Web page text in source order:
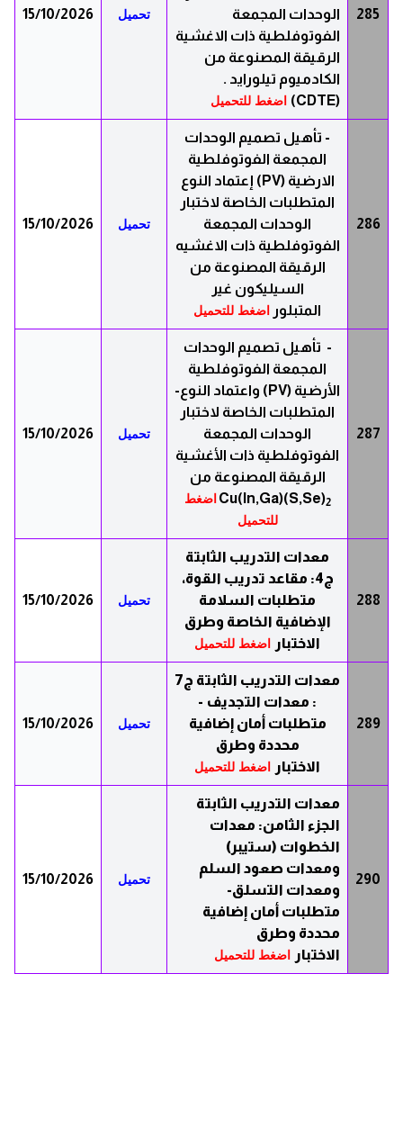
285
الوحدات المجمعة
الفوتوفلطية ذات الاغشية
الرقيقة المصنوعة من
الكادميوم تيلورايد .
(CDTE) اضغط للتحميل
تحميل 15/10/2026
286
- تأهيل تصميم الوحدات
المجمعة الفوتوفلطية
الارضية (PV) إعتماد النوع
المتطلبات الخاصة لاختبار
الوحدات المجمعة
الفوتوفلطية ذات الاغشيه
الرقيقة المصنوعة من
السيليكون غير
المتبلور
اضغط للتحميل
تحميل 15/10/2026
287
- تأهيل تصميم الوحدات
المجمعة الفوتوفلطية
الأرضية (PV) واعتماد النوع-
المتطلبات الخاصة لاختبار
الوحدات المجمعة
الفوتوفلطية ذات الأغشية
الرقيقة المصنوعة من
Cu(In,Ga)(S,Se)2
اضغط
للتحميل
تحميل 15/10/2026
288
معدات التدريب الثابتة
ج4: مقاعد تدريب القوة،
متطلبات السلامة
الإضافية الخاصة وطرق
الاختبار
اضغط للتحميل
تحميل 15/10/2026
289
معدات التدريب الثابتة ج7
: معدات التجديف -
متطلبات أمان إضافية
محددة وطرق
الاختبار
اضغط للتحميل
تحميل 15/10/2026
290
معدات التدريب الثابتة
الجزء الثامن: معدات
الخطوات (ستيبر)
ومعدات صعود السلم
ومعدات التسلق-
متطلبات أمان إضافية
محددة وطرق
الاختبار
اضغط للتحميل
تحميل 15/10/2026